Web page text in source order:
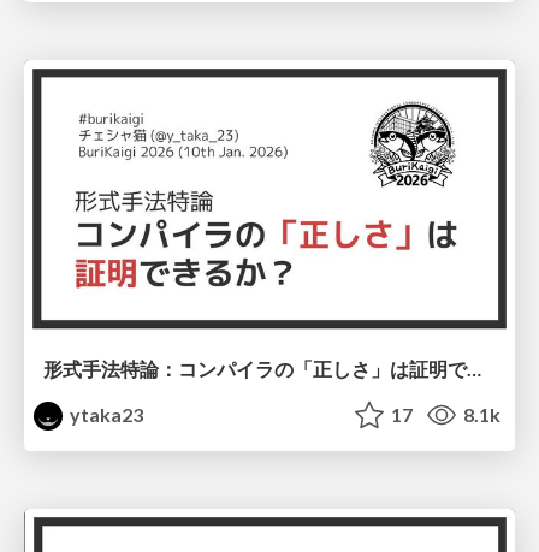
形式手法特論：コンパイラの「正しさ」は証明できるか？ #burikaigi / BuriKaigi 2026
ytaka23
17 8.1k